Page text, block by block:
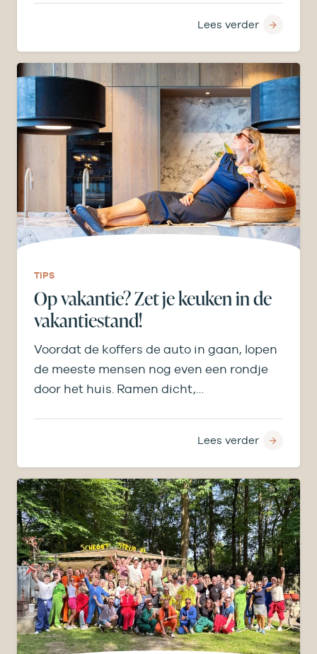
Lees verder
TIPS
Op vakantie? Zet je keuken in de
vakantiestand!
Voordat de koffers de auto in gaan, lopen
de meeste mensen nog even een rondje
door het huis. Ramen dicht,…
Lees verder